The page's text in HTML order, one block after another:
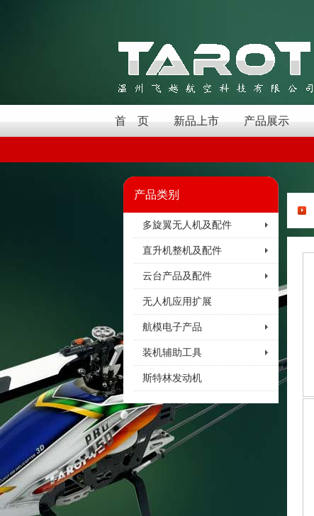
首 页 新品上市 产品展示
产品类别
多旋翼无人机及配件
直升机整机及配件
云台产品及配件
无人机应用扩展
航模电子产品
装机辅助工具
斯特林发动机